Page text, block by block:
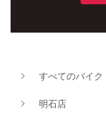
すべてのバイク
明石店